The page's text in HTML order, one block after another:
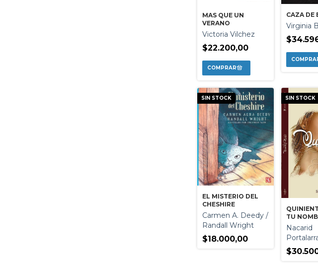
MAS QUE UN
VERANO
Victoria Vilchez
$22.200,00
CAZA DE
Virginia
SIN STOCK
EL MISTERIO DEL
CHESHIRE
Carmen A. Deedy /
Randall Wright
$18.000,00
SIN STOCK
TU
Nacarid